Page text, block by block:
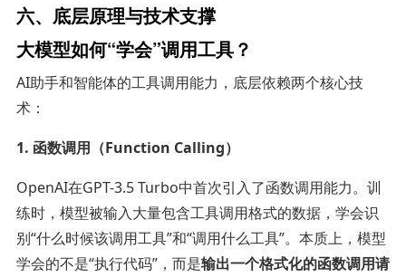
六、底层原理与技术支撑
大模型如何“学会”调用工具？
AI助手和智能体的工具调用能力，底层依赖两个核心技
术：
1. 函数调用（Function Calling）
OpenAI在GPT-3.5 Turbo中首次引入了函数调用能力。训
练时，模型被输入大量包含工具调用格式的数据，学会识
别“什么时候该调用工具”和“调用什么工具”。本质上，模型
学会的不是“执行代码”，而是输出一个格式化的函数调用请